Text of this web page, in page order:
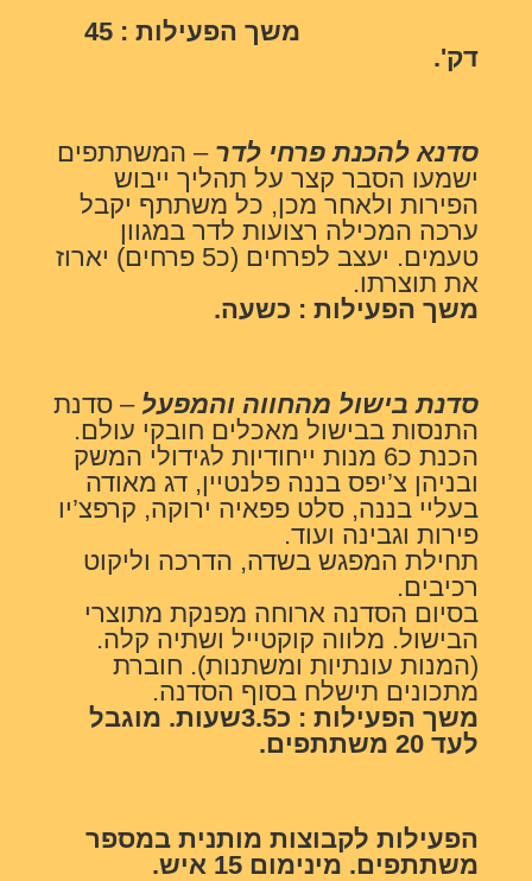
משך הפעילות : 45
דק'.
סדנא להכנת פרחי לדר – המשתתפים
ישמעו הסבר קצר על תהליך ייבוש
הפירות ולאחר מכן, כל משתתף יקבל
ערכה המכילה רצועות לדר במגוון
טעמים. יעצב לפרחים (כ5 פרחים) יארוז
את תוצרתו.
משך הפעילות : כשעה.
סדנת בישול מהחווה והמפעל – סדנת
התנסות בבישול מאכלים חובקי עולם.
הכנת כ6 מנות ייחודיות לגידולי המשק
ובניהן צ’יפס בננה פלנטיין, דג מאודה
בעליי בננה, סלט פפאיה ירוקה, קרפצ’יו
פירות וגבינה ועוד.
תחילת המפגש בשדה, הדרכה וליקוט
רכיבים.
בסיום הסדנה ארוחה מפנקת מתוצרי
הבישול. מלווה קוקטייל ושתיה קלה.
(המנות עונתיות ומשתנות). חוברת
מתכונים תישלח בסוף הסדנה.
משך הפעילות : כ3.5שעות. מוגבל
לעד 20 משתתפים.
הפעילות לקבוצות מותנית במספר
משתתפים. מינימום 15 איש.